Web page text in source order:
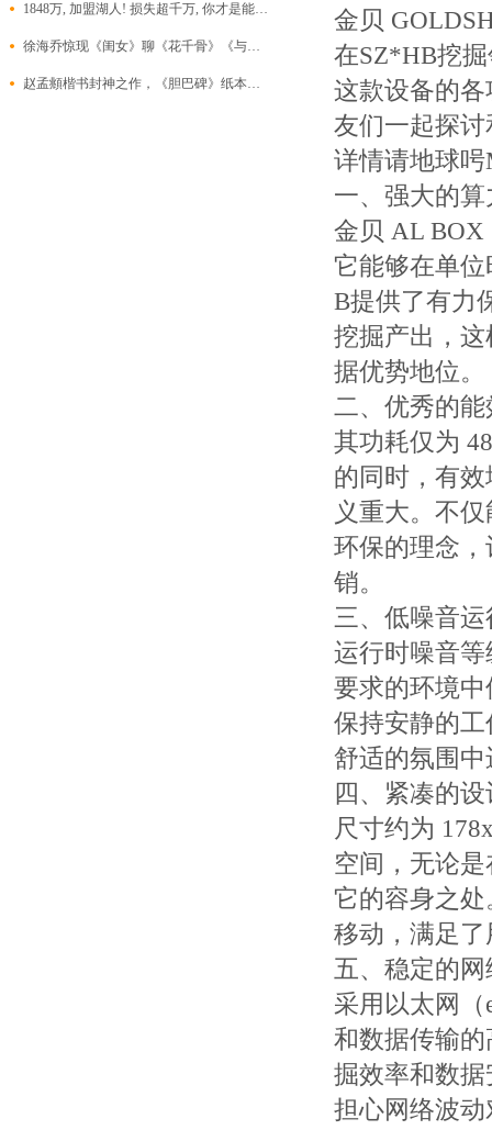
1848万, 加盟湖人! 损失超千万, 你才是能替詹眉减压的那个人
徐海乔惊现《闺女》聊《花千骨》《与凤行》，这回又为披哥预热了
赵孟頫楷书封神之作，《胆巴碑》纸本书法欣赏
金贝
在SZ*HB挖
这款设备的
友们一起探
详情请地球呺
一、强大的算
金贝 AL BOX
它能够在单
B提供了有力
挖掘产出，
据优势地位。
二、优秀的能
其功耗仅为
的同时，有
义重大。不
环保的理念
销。
三、低噪音运
运行时噪音
要求的环境
保持安静的
舒适的氛围
四、紧凑的设
尺寸约为
空间，无论
它的容身之
移动，满足
五、稳定的网
采用以太网
和数据传输
掘效率和数
担心网络波